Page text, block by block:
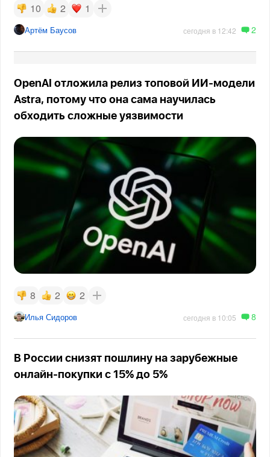
10 2 1
Артём Баусов сегодня в 12:42 2
OpenAI отложила релиз топовой ИИ-модели
Astra, потому что она сама научилась
обходить сложные уязвимости
8 2 2
Илья Сидоров сегодня в 10:05 8
В России снизят пошлину на зарубежные
онлайн-покупки с 15% до 5%